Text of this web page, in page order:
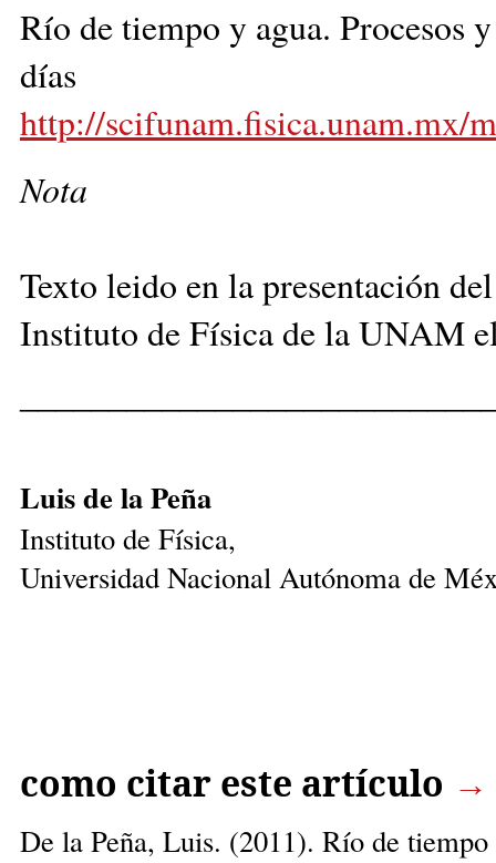
Río de tiempo y agua. Procesos
días
http://scifunam.fisica.unam.mx/
Nota
Texto leido en la presentación
Instituto de Física de la UNAM
Luis de la Peña
Instituto de Física,
Universidad Nacional Autónoma de
como citar este artículo →
De la Peña, Luis. (2011). Río de